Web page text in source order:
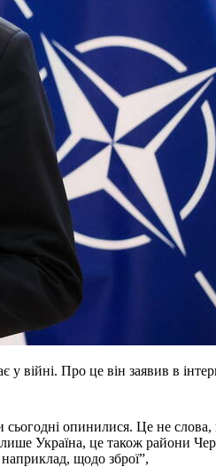
війні. Про це він заявив в
опинилися. Це не слова,
Україна, це також райони
щодо зброї”,